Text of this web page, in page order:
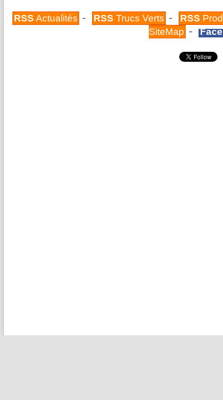
RSS Actualités - RSS Trucs Verts - RSS
SiteMap -